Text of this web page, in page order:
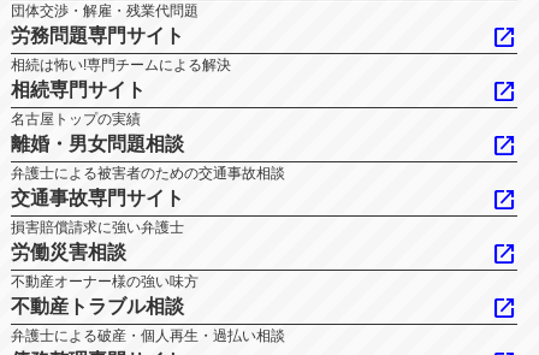
団体交渉・解雇・残業代問題
労務問題専門サイト open_in_new
相続は怖い!専門チームによる解決
相続専門サイト open_in_new
名古屋トップの実績
離婚・男女問題相談 open_in_new
弁護士による被害者のための交通事故相談
交通事故専門サイト open_in_new
損害賠償請求に強い弁護士
労働災害相談 open_in_new
不動産オーナー様の強い味方
不動産トラブル相談 open_in_new
弁護士による破産・個人再生・過払い相談